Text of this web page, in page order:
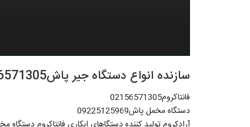
سازنده انواع دستگاه جیر پاش02156571305
فانتاکروم02156571305
دستگاه مخمل پاش09225125969